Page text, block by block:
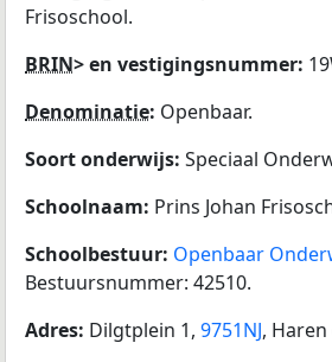
Frisoschool.
BRIN> en vestigingsnummer:
Denominatie: Openbaar.
Soort onderwijs: Speciaal
Schoolnaam: Prins Johan
Schoolbestuur: Openbaar
Bestuursnummer: 42510.
Adres: Dilgtplein 1, 9751NJ,